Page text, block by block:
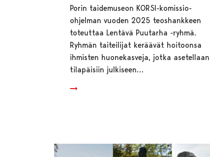
Porin taidemuseon KORSI-komissio-
ohjelman vuoden 2025 teoshankkeen
toteuttaa Lentävä Puutarha -ryhmä.
Ryhmän taiteilijat keräävät hoitoonsa
ihmisten huonekasveja, jotka asetellaan
tilapäisiin julkiseen…